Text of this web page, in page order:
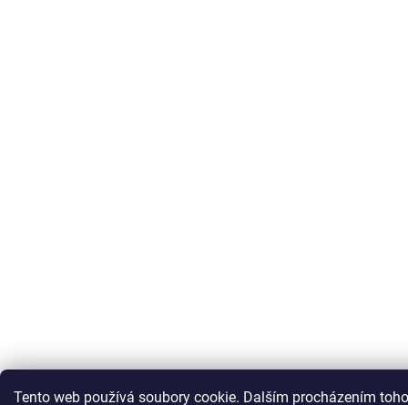
Tento web používá soubory cookie. Dalším procházením